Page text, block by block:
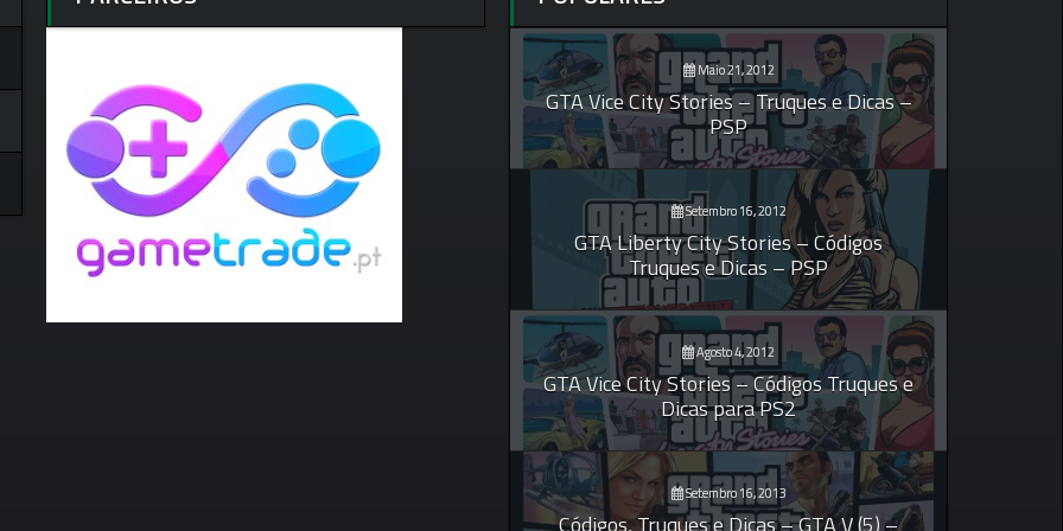
Maio 21, 2012
GTA Vice City Stories – Truques e Dicas –
PSP
Setembro 16, 2012
GTA Liberty City Stories – Códigos
Truques e Dicas – PSP
Agosto 4, 2012
GTA Vice City Stories – Códigos Truques e
Dicas para PS2
Setembro 16, 2013
Códigos, Truques e Dicas – GTA V (5) –